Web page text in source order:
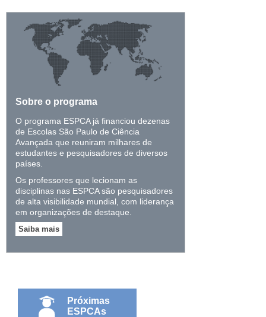
Sobre o programa
O programa ESPCA já financiou dezenas
de Escolas São Paulo de Ciência
Avançada que reuniram milhares de
estudantes e pesquisadores de diversos
países.
Os professores que lecionam as
disciplinas nas ESPCA são pesquisadores
de alta visibilidade mundial, com liderança
em organizações de destaque.
Saiba mais
Próximas
ESPCAs